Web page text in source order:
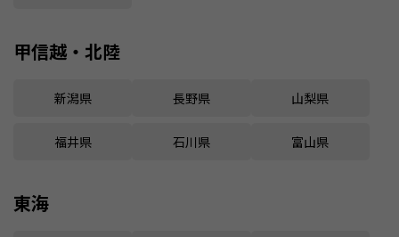
甲信越・北陸
新潟県 長野県 山梨県
福井県 石川県 富山県
東海